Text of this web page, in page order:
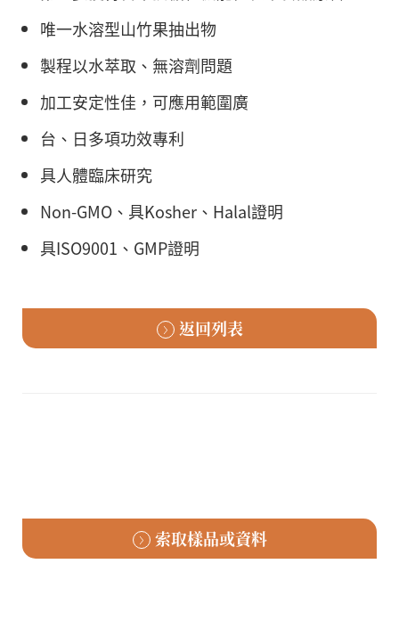
唯一水溶型山竹果抽出物
製程以水萃取、無溶劑問題
加工安定性佳，可應用範圍廣
台、日多項功效專利
具人體臨床研究
Non-GMO、具Kosher、Halal證明
具ISO9001、GMP證明
返回列表
索取樣品或資料